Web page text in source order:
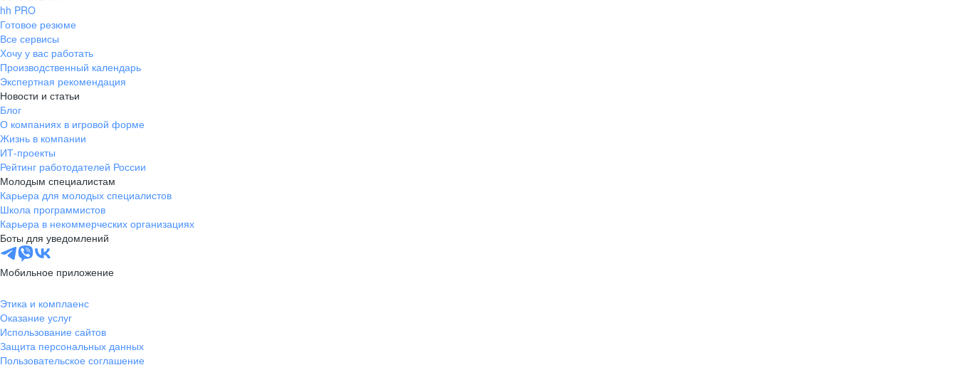
hh PRO
Готовое резюме
Все сервисы
Хочу у вас работать
Производственный календарь
Экспертная рекомендация
Новости и статьи
Блог
О компаниях в игровой форме
Жизнь в компании
ИТ-проекты
Рейтинг работодателей России
Молодым специалистам
Карьера для молодых специалистов
Школа программистов
Карьера в некоммерческих организациях
Боты для уведомлений
Мобильное приложение
Этика и комплаенс
Оказание услуг
Использование сайтов
Защита персональных данных
Пользовательское соглашение